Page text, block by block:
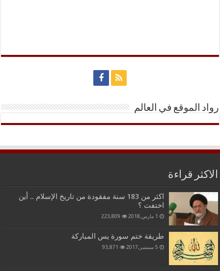
رواد الموقع في العالم
الاكثر قراءة
اكثر من 183 سنة مفقودة من تاريخ الإسلام .. أين
اختفت ؟
1 مارس,2018 223,809
طريقة ختم سورة يس المباركة
5 سبتمبر,2017 93,871